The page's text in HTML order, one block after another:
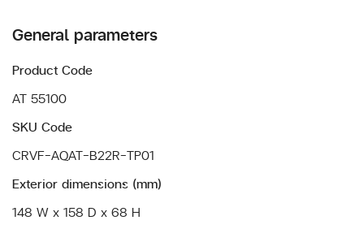
General parameters
Product Code
AT 55100
SKU Code
CRVF-AQAT-B22R-TP01
Exterior dimensions (mm)
148 W x 158 D x 68 H